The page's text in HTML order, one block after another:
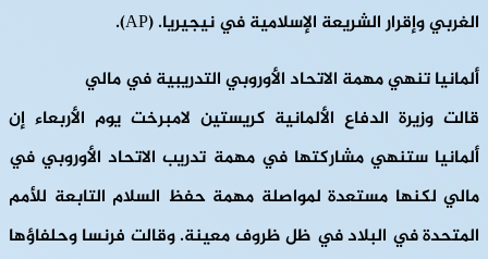
الغربي وإقرار الشريعة الإسلامية في نيجيريا. (AP).
ألمانيا تنهي مهمة الاتحاد الأوروبي التدريبية في مالي
قالت وزيرة الدفاع الألمانية كريستين لامبرخت يوم الأربعاء إن
ألمانيا ستنهي مشاركتها في مهمة تدريب الاتحاد الأوروبي في
مالي لكنها مستعدة لمواصلة مهمة حفظ السلام التابعة للأمم
المتحدة في البلاد في ظل ظروف معينة. وقالت فرنسا وحلفاؤها